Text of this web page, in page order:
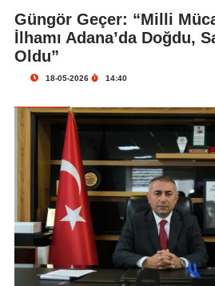
Güngör Geçer: “Milli
İlhamı Adana’da Doğdu,
Oldu”
18-05-2026 14:40